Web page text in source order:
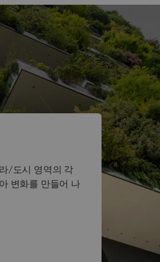
/도시 영역의 각
변화를 만들어 나